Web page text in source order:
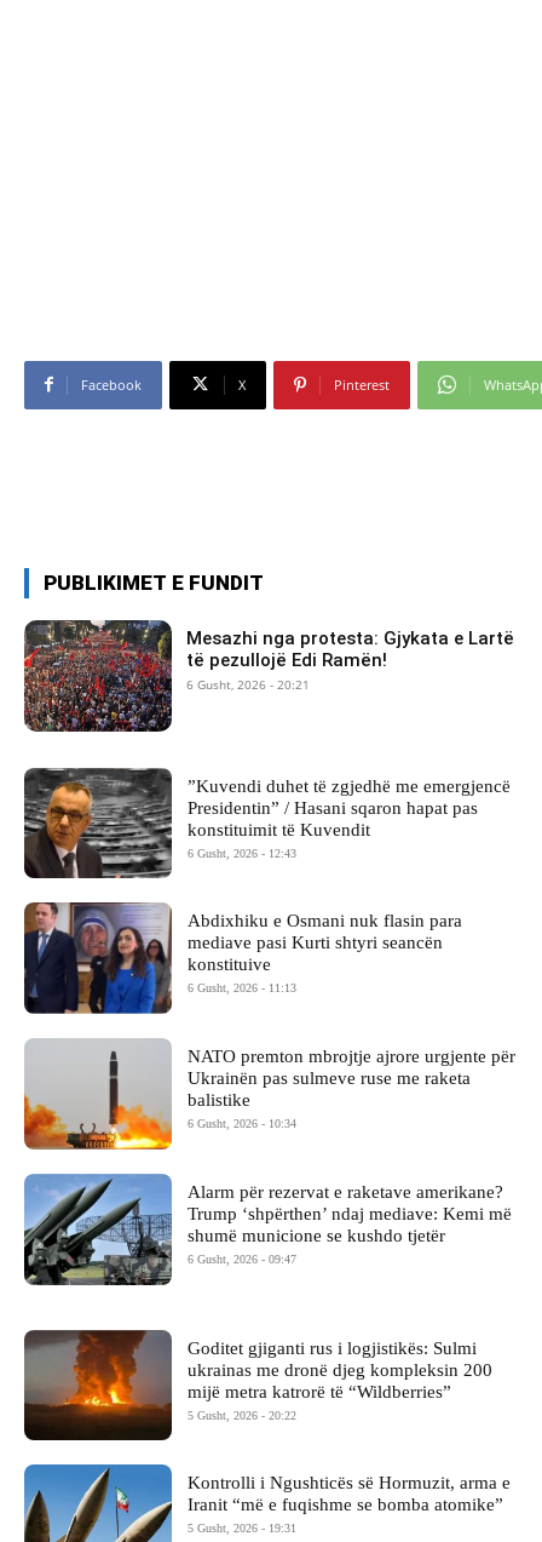
Facebook X Pinterest
PUBLIKIMET E FUNDIT
Mesazhi nga protesta: Gjykata e Lartë
të pezullojë Edi Ramën!
6 Gusht, 2026 - 20:21
​”Kuvendi duhet të zgjedhë me emergjencë
Presidentin” / Hasani sqaron hapat pas
konstituimit të Kuvendit
6 Gusht, 2026 - 12:43
Abdixhiku e Osmani nuk flasin para
mediave pasi Kurti shtyri seancën
konstituive
6 Gusht, 2026 - 11:13
NATO premton mbrojtje ajrore urgjente për
Ukrainën pas sulmeve ruse me raketa
balistike
6 Gusht, 2026 - 10:34
Alarm për rezervat e raketave amerikane?
Trump ‘shpërthen’ ndaj mediave: Kemi më
shumë municione se kushdo tjetër
6 Gusht, 2026 - 09:47
Goditet gjiganti rus i logjistikës: Sulmi
ukrainas me dronë djeg kompleksin 200
mijë metra katrorë të “Wildberries”
5 Gusht, 2026 - 20:22
Kontrolli i Ngushticës së Hormuzit, arma e
Iranit “më e fuqishme se bomba atomike”
5 Gusht, 2026 - 19:31